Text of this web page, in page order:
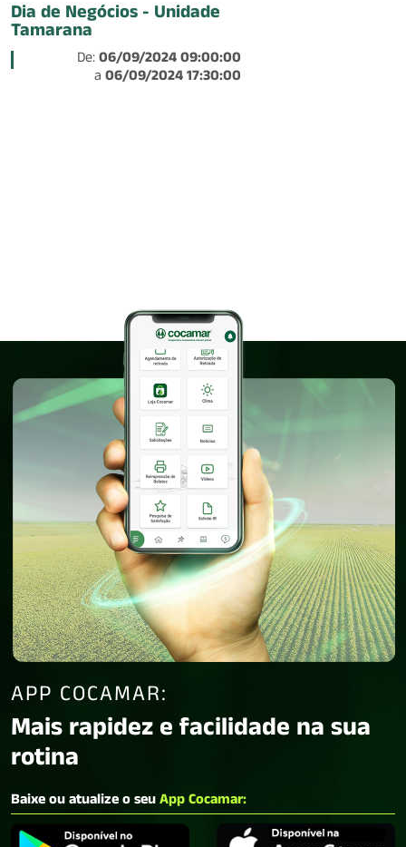
Dia de Negócios - Unidade
Tamarana
De:06/09/2024 09:00:00
a06/09/2024 17:30:00
APP COCAMAR:
Mais rapidez e facilidade na sua
rotina
Baixe ou atualize o seuApp Cocamar: